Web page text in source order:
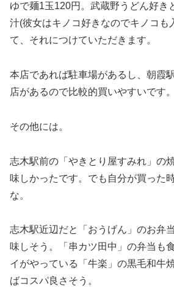
ゆで麺1玉120円。武蔵野うどん好き
汁(彼女はキノコ好きなのでキノコも
て、それにつけていただきます。
本店であれば駐車場があるし、朝霞
店があるので比較的買いやすいです。
その他には。
志木駅前の「やきとり屋すみれ」の
味しかったです。でも自分が買った
な。
志木駅近辺だと「おうげん」のお弁
味しそう。「串カツ田中」の弁当も
イがやっている「牛楽」の黒毛和牛
ばコスパ良さそう。